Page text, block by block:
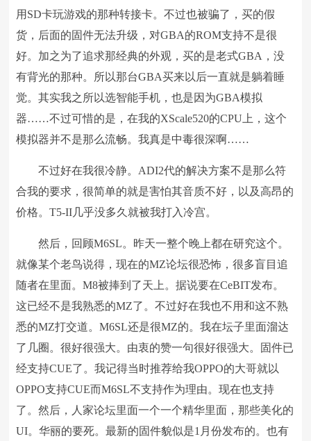
用SD卡玩游戏的那种转接卡。不过也被骗了，买的假
货，后面的固件无法升级，对GBA的ROM支持不是很
好。加之为了追求那经典的外观，买的是老式GBA，没
有背光的那种。所以那台GBA买来以后一直就是躺着睡
觉。其实我之所以选智能手机，也是因为GBA模拟
器……不过可惜的是，在我的XScale520的CPU上，这个
模拟器并不是那么流畅。我真是中毒很深啊……
不过好在我很冷静。ADI2代的解决方案不是那么符
合我的要求，很简单的就是害怕其音质不好，以及高昂的
价格。T5-II几乎没多久就被我打入冷宫。
然后，回顾M6SL。昨天一整个晚上都在研究这个。
就像某个老鸟说得，现在的MZ论坛很恐怖，很多盲目追
随者在里面。M8被捧到了天上。据说要在CeBIT发布。
这已经不是我熟悉的MZ了。不过好在我也不用和这不熟
悉的MZ打交道。M6SL还是很MZ的。我在坛子里面溜达
了几圈。很好很强大。由衷的赞一句很好很强大。固件已
经支持CUE了。我记得当时推荐给我OPPO的大哥就以
OPPO支持CUE而M6SL不支持作为理由。现在也支持
了。然后，人家论坛里面一个一个精华里面，那些美化的
UI。华丽的要死。最新的固件貌似是1月份发布的。也有